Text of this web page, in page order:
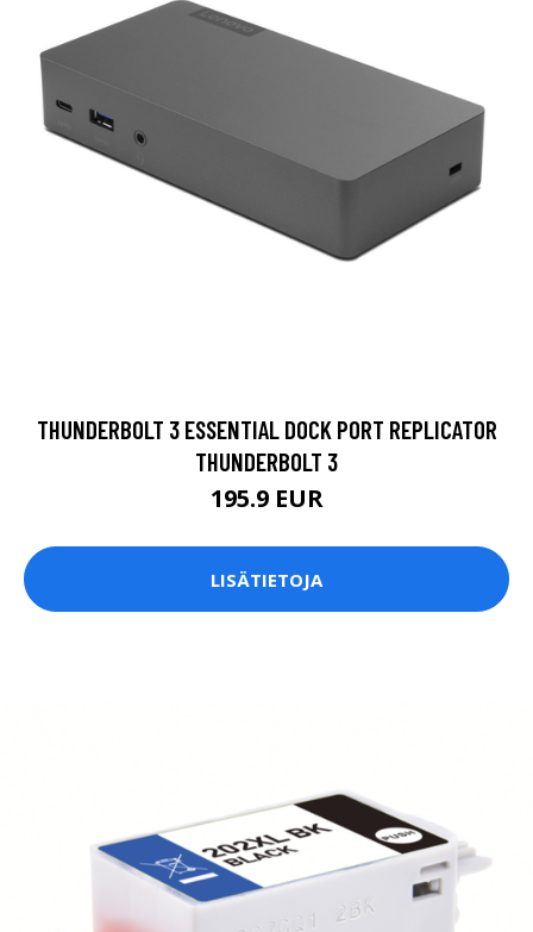
THUNDERBOLT 3 ESSENTIAL DOCK PORT REPLICATOR
THUNDERBOLT 3
195.9 EUR
LISÄTIETOJA